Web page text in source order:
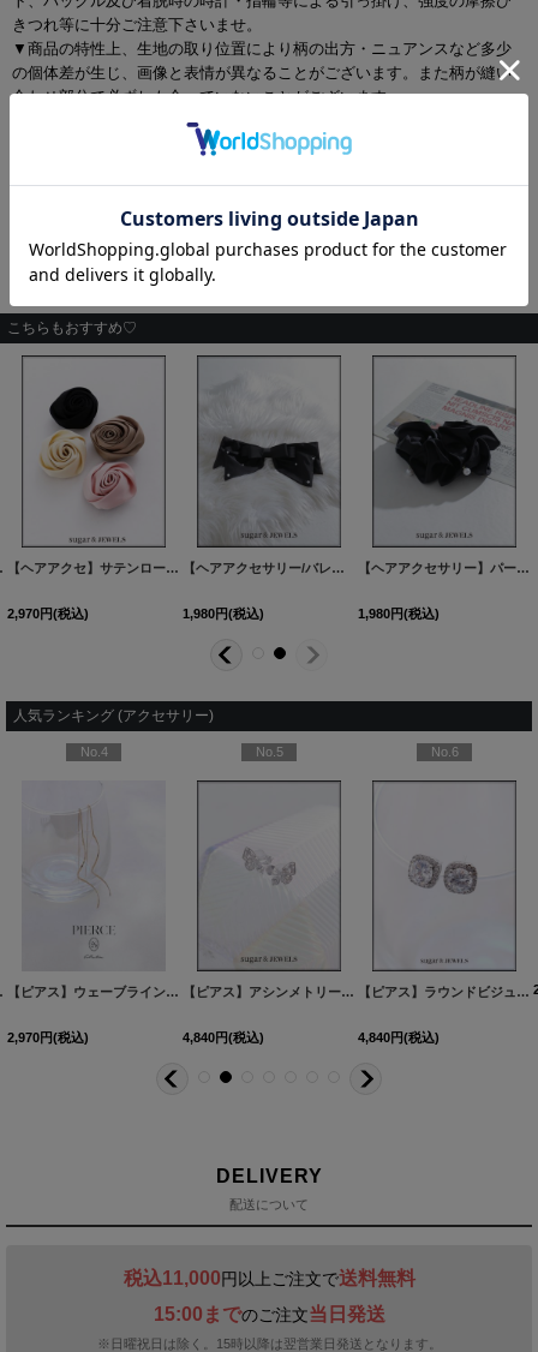
きつれ等に十分ご注意下さいませ。
▼商品の特性上、生地の取り位置により柄の出方・ニュアンスなど多少
の個体差が生じ、画像と表情が異なることがございます。また柄が縫い
合わせ部分で必ずしも合っていないことがございます。
▼長時間濡れたままで重ねて置いたり、摩擦（特に湿った状態での摩
擦）や、汗や雨などでぬれた時は他の衣料等に移染する場合がございま
リーニング店とご相談の上、目立たない部分で試してから行ってくださ
い。 汚れた部分は部分洗いをしていただくことをおすすめいたします。
▼アクセサリー別途
こちらもおすすめ♡
1] [A2307505-260518-1
】[OF02] [A2307504-260518-1
【ヘアアクセ】サテンローズヘアピン【Fサイズ/4カラー】[OF02] [A2307501-260513-1
2,970円(税込)
【ヘアアクセサリー/バレッタ】パールリボンバレッタ【1カラー】[OF02]
1,980円(税込)
【ヘアアクセサリー】パール付きシュシュ【1カラー】[OF02]
1,980円(税込)
人気ランキング (アクセサリー)
1]
[NE355-260528-1]
】[OF02] [NE337-260530-1]
No.4
【ピアス】ウェーブラインロングピアス【Fサイズ/1カラー】 [MG-PI402-GD-F ]
2,970円(税込)
No.5
【ピアス】アシンメトリーバタフライビジューピアス【Fサイズ/1カラー】[OF02]
4,840円(税込)
No.6
【ピアス】ラウンドビジュースクエアピアス【Fサイズ/1カラー】[OF02]
4,840円(税込)
DELIVERY
配送について
税込11,000円以上ご注文で送料無料
15:00までのご注文当日発送
※日曜祝日は除く。15時以降は翌営業日発送となります。